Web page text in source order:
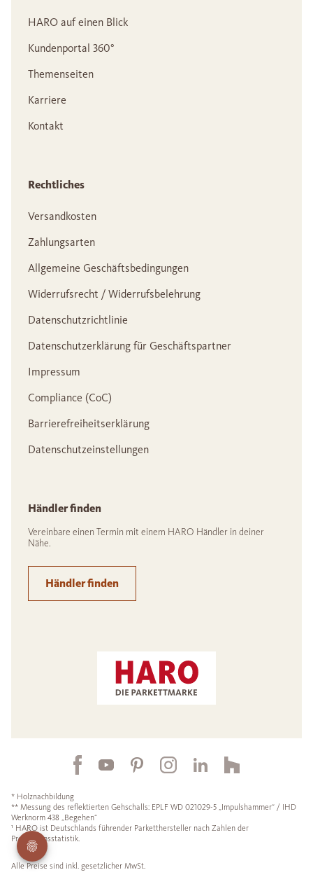
HARO auf einen Blick
Kundenportal 360°
Themenseiten
Karriere
Kontakt
Rechtliches
Versandkosten
Zahlungsarten
Allgemeine Geschäftsbedingungen
Widerrufsrecht / Widerrufsbelehrung
Datenschutzrichtlinie
Datenschutzerklärung für Geschäftspartner
Impressum
Compliance (CoC)
Barrierefreiheitserklärung
Datenschutzeinstellungen
Händler finden
Vereinbare einen Termin mit einem HARO Händler in deiner
Nähe.
Händler finden
* Holznachbildung
** Messung des reflektierten Gehschalls: EPLF WD 021029-5 „Impulshammer“ / IHD
Werknorm 438 „Begehen“
¹ HARO ist Deutschlands führender Parketthersteller nach Zahlen der
Produktionsstatistik.
Alle Preise sind inkl. gesetzlicher MwSt.